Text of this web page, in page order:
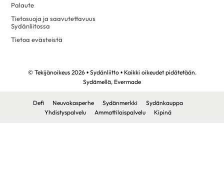
Palaute
Tietosuoja ja saavutettavuus
Sydänliitossa
Tietoa evästeistä
© Tekijänoikeus 2026 • Sydänliitto • Kaikki oikeudet pidätetään.
Sydämellä, Evermade
Defi Neuvokasperhe Sydänmerkki
Sydänkauppa
Yhdistyspalvelu
Ammattilaispalvelu Kipinä